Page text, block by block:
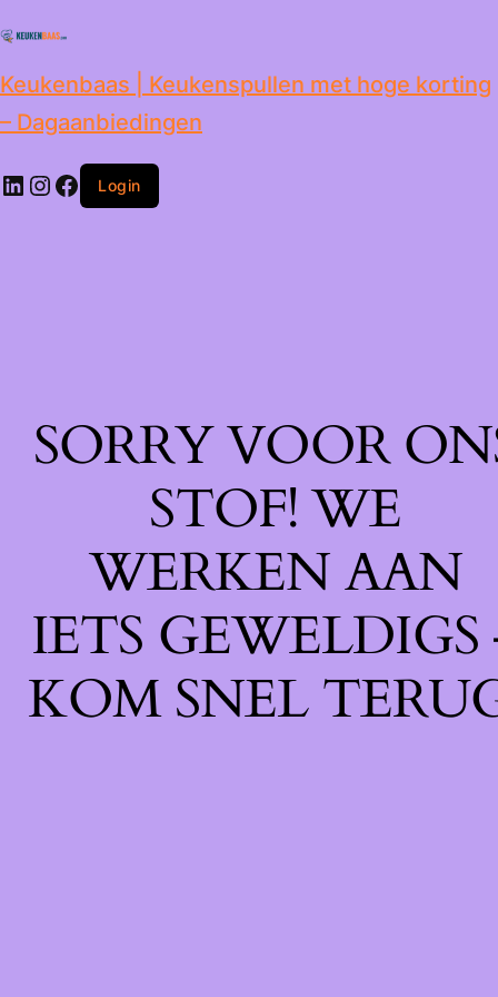
inhoud
Keukenbaas | Keukenspullen met hoge korting
– Dagaanbiedingen
Login
SORRY VOOR
STOF! WE
WERKEN AAN
IETS GEWELDIGS
KOM SNEL